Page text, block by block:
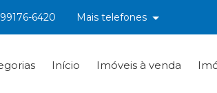
99176-6420 Mais telefones
Início Imóveis à venda